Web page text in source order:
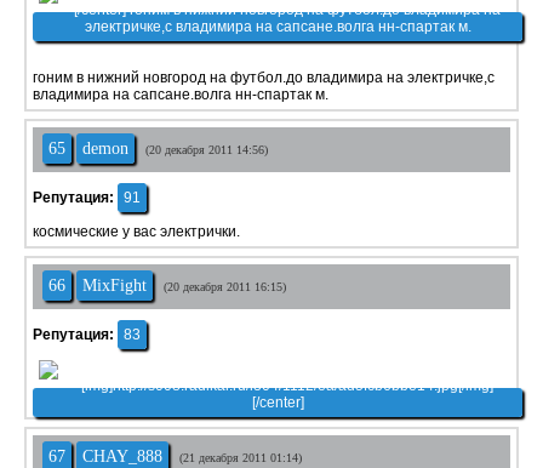
гоним в нижний новгород на футбол.до владимира на электричке,с
владимира на сапсане.волга нн-спартак м.
65 demon (20 декабря 2011 14:56)
Репутация:
91
космические у вас электрички.
66 MixFight (20 декабря 2011 16:15)
Репутация: 83
67 CHAY_888 (21 декабря 2011 01:14)